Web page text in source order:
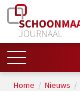
Home / Nieuws /